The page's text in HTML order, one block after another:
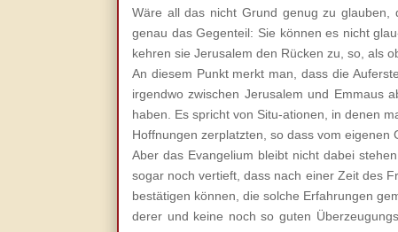
Wäre all das nicht Grund genug zu glauben,
genau das Gegenteil: Sie können es nicht
kehren sie Jerusalem den Rücken zu, so, als
An diesem Punkt merkt man, dass die
irgendwo zwischen Jerusalem und Emmaus
haben. Es spricht von Situ-ationen, in denen
Hoffnungen zerplatzten, so dass vom eigenen
Aber das Evangelium bleibt nicht dabei
sogar noch vertieft, dass nach einer Zeit des
bestätigen können, die solche Erfahrungen
derer und keine noch so guten